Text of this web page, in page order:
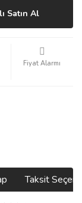
Satın Al
Fiyat Alarmı
Taksit